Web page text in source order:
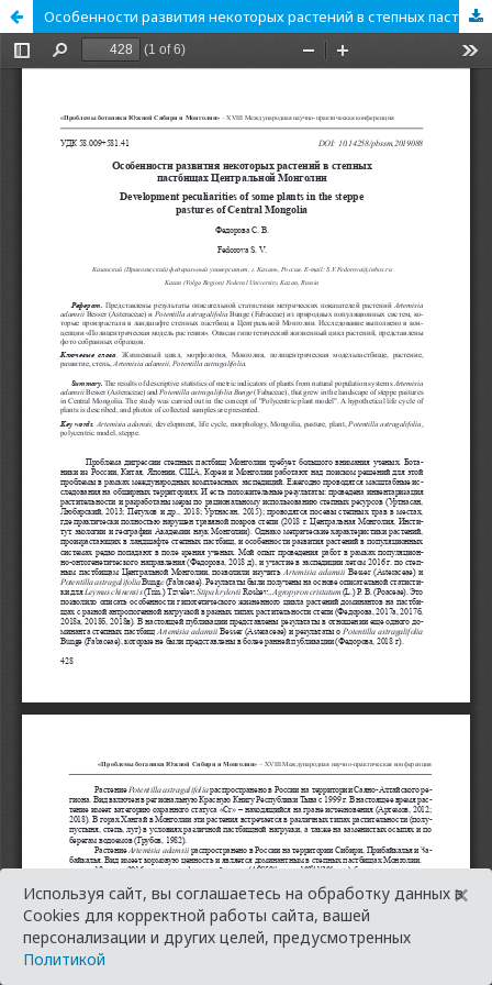
Особенности развития некоторых растений в степных пастбищах Центральной Монголии
Используя сайт, вы соглашаетесь на обработку данных в
Cookies для корректной работы сайта, вашей
персонализации и других целей, предусмотренных
Политикой
×